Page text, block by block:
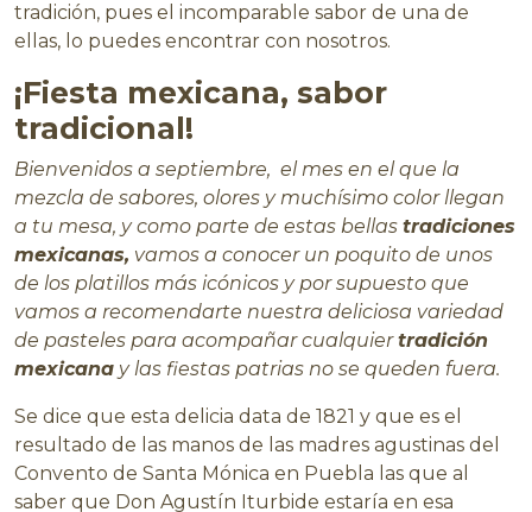
tradición, pues el incomparable sabor de una de
ellas, lo puedes encontrar con nosotros.
¡Fiesta mexicana, sabor
tradicional!
Bienvenidos a septiembre, el mes en el que la
mezcla de sabores, olores y muchísimo color llegan
a tu mesa, y como parte de estas bellas tradiciones
mexicanas, vamos a conocer un poquito de unos
de los platillos más icónicos y por supuesto que
vamos a recomendarte nuestra deliciosa variedad
de pasteles para acompañar cualquiertradición
mexicana y las fiestas patrias no se queden fuera.
Se dice que esta delicia data de 1821 y que es el
resultado de las manos de las madres agustinas del
Convento de Santa Mónica en Puebla las que al
saber que Don Agustín Iturbide estaría en esa